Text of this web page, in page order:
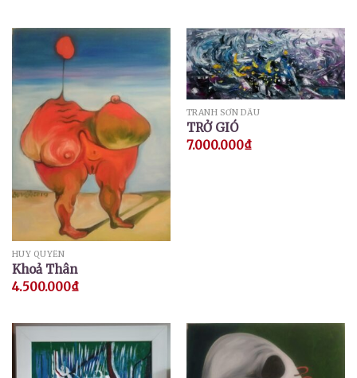
HUY QUYỂN
Khoả Thân
4.500.000₫
TRANH SƠN DẦU
TRỞ GIÓ
7.000.000₫